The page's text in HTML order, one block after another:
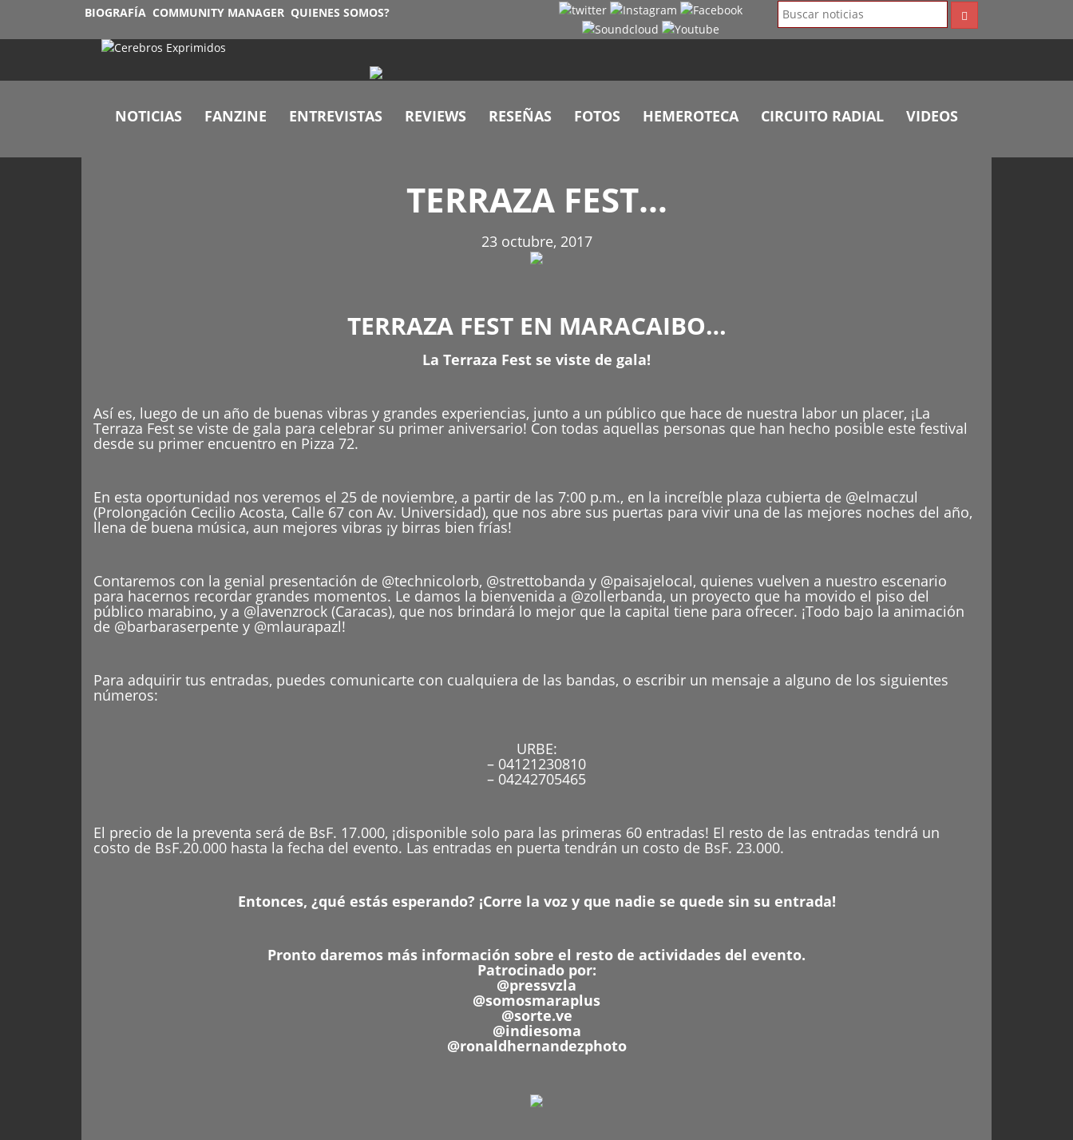
BIOGRAFÍA COMMUNITY MANAGER QUIENES SOMOS?
NOTICIAS FANZINE ENTREVISTAS REVIEWS RESEÑAS FOTOS HEMEROTECA CIRCUITO RADIAL VIDEOS
TERRAZA FEST…
23 octubre, 2017
TERRAZA FEST EN MARACAIBO…
La Terraza Fest se viste de gala!
Así es, luego de un año de buenas vibras y grandes experiencias, junto a un público que hace de nuestra labor un placer, ¡La
Terraza Fest se viste de gala para celebrar su primer aniversario! Con todas aquellas personas que han hecho posible este festival
desde su primer encuentro en Pizza 72.
En esta oportunidad nos veremos el 25 de noviembre, a partir de las 7:00 p.m., en la increíble plaza cubierta de @elmaczul
(Prolongación Cecilio Acosta, Calle 67 con Av. Universidad), que nos abre sus puertas para vivir una de las mejores noches del año,
llena de buena música, aun mejores vibras ¡y birras bien frías!
Contaremos con la genial presentación de @technicolorb, @strettobanda y @paisajelocal, quienes vuelven a nuestro escenario
para hacernos recordar grandes momentos. Le damos la bienvenida a @zollerbanda, un proyecto que ha movido el piso del
público marabino, y a @lavenzrock (Caracas), que nos brindará lo mejor que la capital tiene para ofrecer. ¡Todo bajo la animación
de @barbaraserpente y @mlaurapazl!
Para adquirir tus entradas, puedes comunicarte con cualquiera de las bandas, o escribir un mensaje a alguno de los siguientes
números:
URBE:
– 04121230810
– 04242705465
El precio de la preventa será de BsF. 17.000, ¡disponible solo para las primeras 60 entradas! El resto de las entradas tendrá un
costo de BsF.20.000 hasta la fecha del evento. Las entradas en puerta tendrán un costo de BsF. 23.000.
Entonces, ¿qué estás esperando? ¡Corre la voz y que nadie se quede sin su entrada!
Pronto daremos más información sobre el resto de actividades del evento.
Patrocinado por:
@pressvzla
@somosmaraplus
@sorte.ve
@indiesoma
@ronaldhernandezphoto